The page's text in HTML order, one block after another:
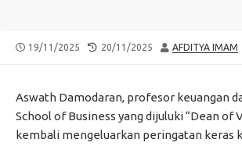
PUBLISHED
19/11/2025
LAST
20/11/2025 AUTHOR
AFDITYA IMAM
Aswath Damodaran, profesor keuangan
School of Business yang dijuluki “Dean of
kembali mengeluarkan peringatan keras